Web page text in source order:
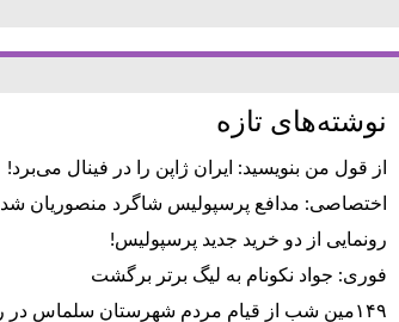
نوشته‌های تازه
از قول من بنویسید: ایران ژاپن را در فینال می‌برد!
اختصاصی: مدافع پرسپولیس شاگرد منصوریان شد
رونمایی از دو خرید جدید پرسپولیس!
فوری: جواد نکونام به لیگ برتر برگشت
۱۴۹مین شب از قیام مردم شهرستان سلماس در راستای خونخواهی رهبر شهید + تصاویر